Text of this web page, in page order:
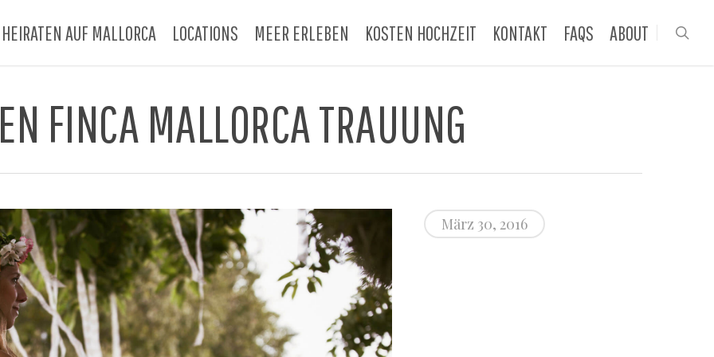
HEIRATEN AUF MALLORCA LOCATIONS MEER ERLEBEN KOSTEN HOCHZEIT KONTAKT FAQS ABOUT
FINCA MALLORCA TRAUUNG
März 30, 2016